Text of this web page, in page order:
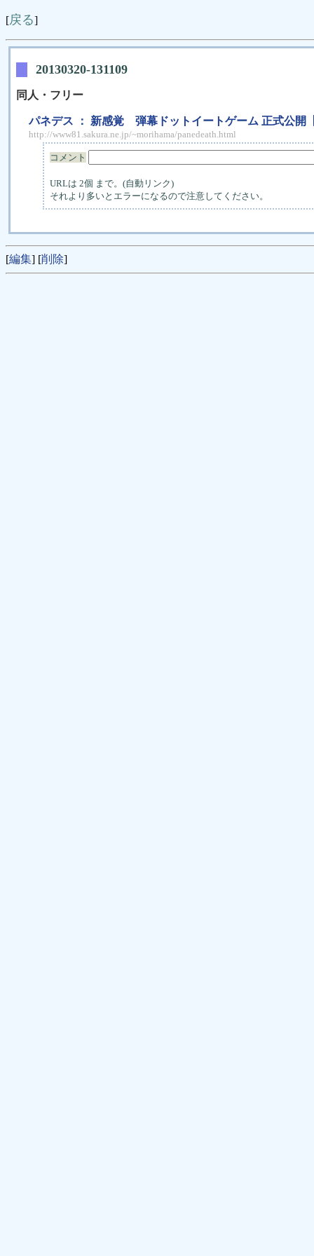
[戻る]
20130320-131109
同人・フリー
パネデス ： 新感覚 弾幕ドットイートゲーム 正式公開
http://www81.sakura.ne.jp/~morihama/panedeath.html
コメント
URLは 2個 まで。(自動リンク)
それより多いとエラーになるので注意してください。
[編集] [削除]